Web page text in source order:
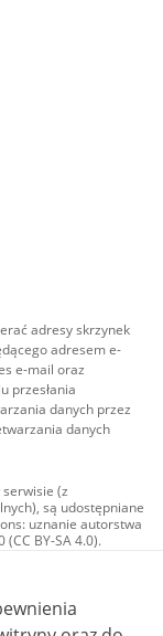
adresy skrzynek
adresem e-
e-mail oraz
przesłania
danych przez
danych
(z
są udostępniane
uznanie autorstwa
BY-SA 4.0).
zdjęcia, materiały
licencji typu
użycie
4.0 (CC BY-
inaczej.